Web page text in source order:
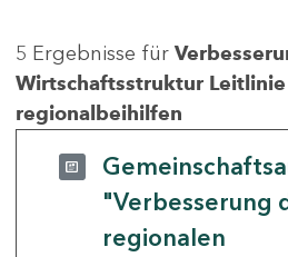
5 Ergebnisse für
Wirtschaftsstruktur
regionalbeihilfen
"Verbesserung
regionalen